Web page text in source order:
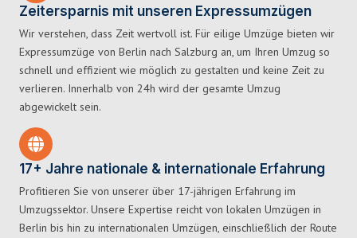
Zeitersparnis mit unseren Expressumzügen
Wir verstehen, dass Zeit wertvoll ist. Für eilige Umzüge bieten wir
Expressumzüge von Berlin nach Salzburg an, um Ihren Umzug so
schnell und effizient wie möglich zu gestalten und keine Zeit zu
verlieren. Innerhalb von 24h wird der gesamte Umzug
abgewickelt sein.
17+ Jahre nationale & internationale Erfahrung
Profitieren Sie von unserer über 17-jährigen Erfahrung im
Umzugssektor. Unsere Expertise reicht von lokalen Umzügen in
Berlin bis hin zu internationalen Umzügen, einschließlich der Route